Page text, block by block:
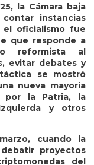
la Cámara baja
instancias
oficialismo fue
que responde a
reformista al
evitar debates y
se mostró
nueva mayoría
por la Patria, la
y otros
cuando la
proyectos
del